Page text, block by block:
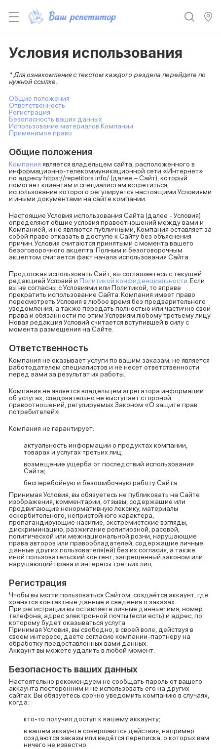
Условия использования
* Для ознакомления с текстом каждого раздела перейдите по
нужной ссылке.
Общие положения
Ответственность
Регистрация
Безопасность ваших данных
Использование материалов Компании
Применимое право
Общие положения
Компания является владельцем сайта, расположенного в
информационно-телекоммуникационной сети «Интернет»
по адресу https://repetitors.info/ (далее – Сайт), который
помогает клиентам и специалистам встретиться,
использование которого регулируется настоящими Условиями
и иными документами на сайте компании.
Настоящие Условия использования Сайта (далее - Условия)
определяют общие условия правоотношений между вами и
Компанией, и не являются публичными, Компания оставляет за
собой право отказать в доступе к Сайту без объяснения
причин. Условия считаются принятыми с момента вашего
безоговорочного акцепта. Полным и безоговорочным
акцептом считается факт начала использования Сайта.
Продолжая использовать Сайт, вы соглашаетесь с текущей
редакцией Условий и Политикой конфиденциальности . Если
вы не согласны с Условиями или Политикой, то вправе
прекратить использование Сайта. Компания имеет право
пересмотреть Условия в любое время без предварительного
уведомления, а также передать полностью или частично свои
права и обязанности по этим Условиям любому третьему лицу.
Новая редакция Условий считается вступившей в силу с
момента размещения на Сайте.
Ответственность
Компания не оказывает услуги по вашим заказам, не является
работодателем специалистов и не несёт ответственности
перед вами за результат их работы.
Компания не является владельцем агрегатора информации
об услугах, следовательно не выступает стороной
правоотношений, регулируемых Законом «О защите прав
потребителей».
Компания не гарантирует:
актуальность информации о продуктах компании,
товарах и услугах третьих лиц;
возмещение ущерба от последствий использования
Сайта;
бесперебойную и безошибочную работу Сайта.
Принимая Условия, вы обязуетесь не публиковать на Сайте
изображения, комментарии, отзывы, содержащие или
продвигающие ненормативную лексику, материалы
оскорбительного, непристойного характера,
пропагандирующие насилие, экстремистские взгляды,
дискриминацию, разжигание религиозной, расовой,
политической или межнациональной розни, нарушающие
права авторов или правообладателей, содержащие личные
данные других пользователя(ей) без их согласия, а также
иной пользовательский контент, запрещенный законом или
нарушающий права и интересы третьих лиц.
Регистрация
Чтобы вы могли пользоваться Сайтом, создаётся аккаунт, где
хранятся контактные данные и сведения о заказах.
При регистрации вы оставляете личные данные: имя, номер
телефона, адрес электронной почты (если есть) и адрес, по
которому будет оказываться услуга.
Принимая Условия, вы свободно, в своей воле, действуя в
своем интересе, даёте согласие компании-партнеру на
обработку предоставленных вами данных.
Аккаунт вы можете удалить в любой момент.
Безопасность ваших данных
Настоятельно рекомендуем не сообщать пароль от вашего
аккаунта посторонним и не использовать его на других
сайтах. Вы обязуетесь срочно уведомить компанию в случаях,
когда:
кто-то получил доступ к вашему аккаунту;
в вашем аккаунте совершаются действия, например
создаются заказы или ведётся переписка, о которых вам
ничего не известно.